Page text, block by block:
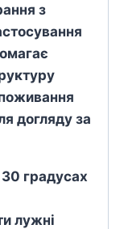
з
догляду за
градусах
лужні